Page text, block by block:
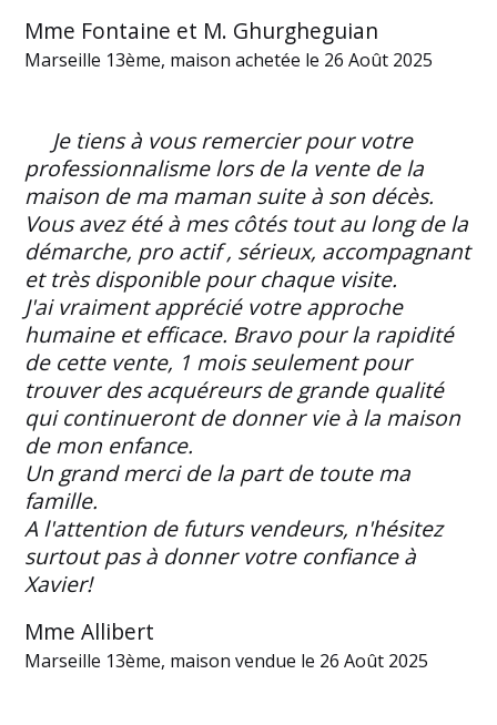
Mme Fontaine et M. Ghurgheguian
Marseille 13ème, maison achetée le 26 Août 2025
Je tiens à vous remercier pour votre
professionnalisme lors de la vente de la
maison de ma maman suite à son décès.
Vous avez été à mes côtés tout au long de la
démarche, pro actif , sérieux, accompagnant
et très disponible pour chaque visite.
J'ai vraiment apprécié votre approche
humaine et efficace. Bravo pour la rapidité
de cette vente, 1 mois seulement pour
trouver des acquéreurs de grande qualité
qui continueront de donner vie à la maison
de mon enfance.
Un grand merci de la part de toute ma
famille.
A l'attention de futurs vendeurs, n'hésitez
surtout pas à donner votre confiance à
Xavier!
Mme Allibert
Marseille 13ème, maison vendue le 26 Août 2025